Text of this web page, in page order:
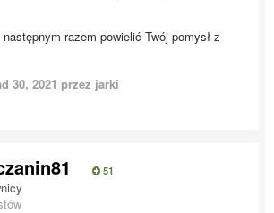
razem powielić Twój pomysł z
30, 2021 przez jarki
51